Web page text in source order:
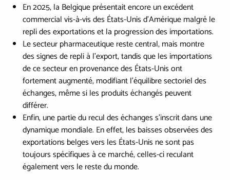
En 2025, la Belgique présentait encore un excédent
commercial vis-à-vis des États-Unis d’Amérique malgré le
repli des exportations et la progression des importations.
Le secteur pharmaceutique reste central, mais montre
des signes de repli à l’export, tandis que les importations
de ce secteur en provenance des États-Unis ont
fortement augmenté, modifiant l’équilibre sectoriel des
échanges, même si les produits échangés peuvent
différer.
Enfin, une partie du recul des échanges s’inscrit dans une
dynamique mondiale. En effet, les baisses observées des
exportations belges vers les États-Unis ne sont pas
toujours spécifiques à ce marché, celles-ci reculant
également vers le reste du monde.